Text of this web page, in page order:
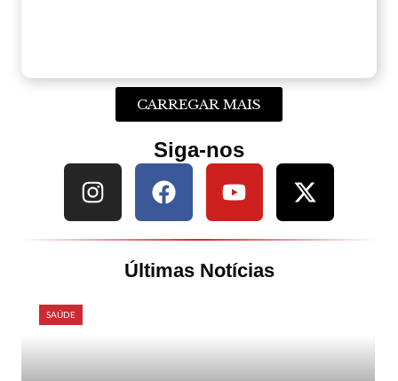
CARREGAR MAIS
Siga-nos
Últimas Notícias
SAÚDE